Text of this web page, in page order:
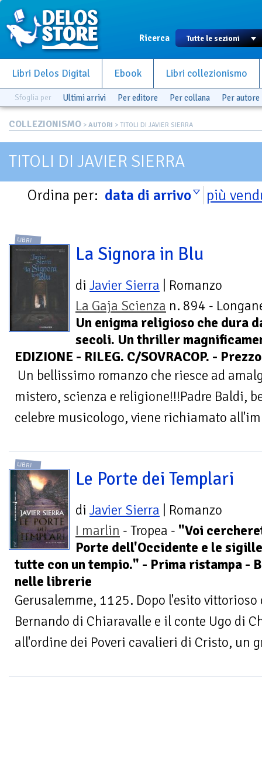
Ricerca
Libri Delos Digital Ebook Libri collezionismo
Sfoglia per Ultimi arrivi Per editore Per collana Per autore
COLLEZIONISMO > AUTORI > TITOLI DI JAVIER SIERRA
TITOLI DI JAVIER SIERRA
Ordina per: data di arrivo più
LIBRI
La Signora in Blu
di Javier Sierra | Romanzo
La Gaja Scienza n. 894 -
Un enigma religioso che dura
secoli. Un thriller
EDIZIONE - RILEG. C/SOVRACOP. -
Un bellissimo romanzo che riesce ad
mistero, scienza e religione!!!Padre Baldi,
celebre musicologo, viene richiamato
LIBRI
Le Porte dei Templari
di Javier Sierra | Romanzo
I marlin - Tropea - "Voi
Porte dell'Occidente e le
tutte con un tempio." - Prima ristampa -
nelle librerie
Gerusalemme, 1125. Dopo l'esito
Bernando di Chiaravalle e il conte Ugo di
all'ordine dei Poveri cavalieri di Cristo, un